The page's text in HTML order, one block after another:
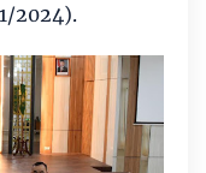
2024).